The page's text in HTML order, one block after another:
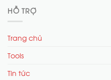
HỖ TRỢ
Trang chủ
Tools
Tin tức